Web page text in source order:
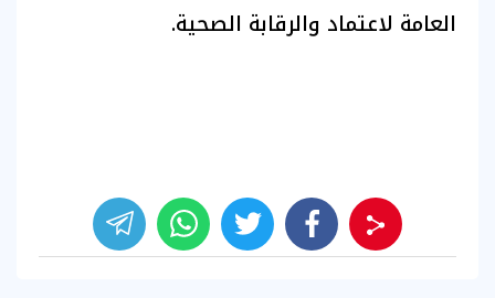
العامة لاعتماد والرقابة الصحية.